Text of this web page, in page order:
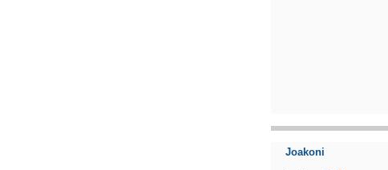
Joakoni